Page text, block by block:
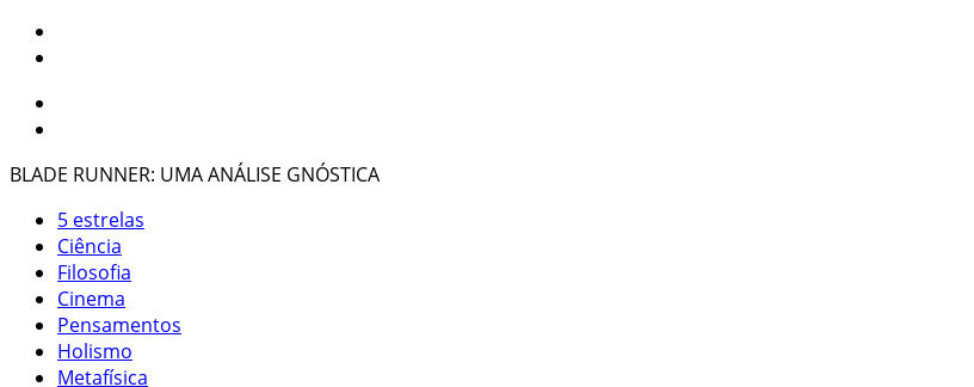
BLADE RUNNER: UMA ANÁLISE GNÓSTICA
5 estrelas
Ciência
Filosofia
Cinema
Pensamentos
Holismo
Metafísica